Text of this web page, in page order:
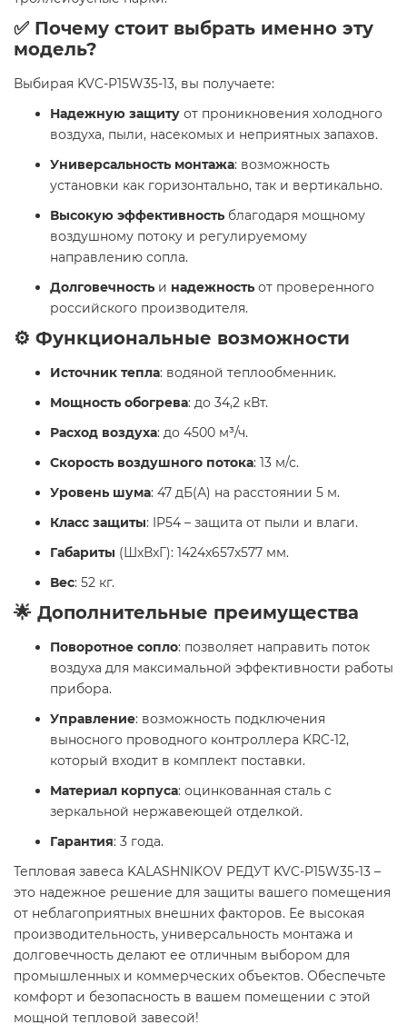
✅ Почему стоит выбрать именно эту
модель?
Выбирая KVC-P15W35-13, вы получаете:
Надежную защиту от проникновения холодного
воздуха, пыли, насекомых и неприятных запахов.
Универсальность монтажа: возможность
установки как горизонтально, так и вертикально.
Высокую эффективность благодаря мощному
воздушному потоку и регулируемому
направлению сопла.
Долговечность и надежность от проверенного
российского производителя.
⚙️ Функциональные возможности
Источник тепла: водяной теплообменник.
Мощность обогрева: до 34,2 кВт.
Расход воздуха: до 4500 м³/ч.
Скорость воздушного потока: 13 м/с.
Уровень шума: 47 дБ(А) на расстоянии 5 м.
Класс защиты: IP54 – защита от пыли и влаги.
Габариты (ШxВxГ): 1424x657x577 мм.
Вес: 52 кг.
🌟 Дополнительные преимущества
Поворотное сопло: позволяет направить поток
воздуха для максимальной эффективности работы
прибора.
Управление: возможность подключения
выносного проводного контроллера KRC-12,
который входит в комплект поставки.
Материал корпуса: оцинкованная сталь с
зеркальной нержавеющей отделкой.
Гарантия: 3 года.
Тепловая завеса KALASHNIKOV РЕДУТ KVC-P15W35-13 –
это надежное решение для защиты вашего помещения
от неблагоприятных внешних факторов. Ее высокая
производительность, универсальность монтажа и
долговечность делают ее отличным выбором для
промышленных и коммерческих объектов. Обеспечьте
комфорт и безопасность в вашем помещении с этой
мощной тепловой завесой!